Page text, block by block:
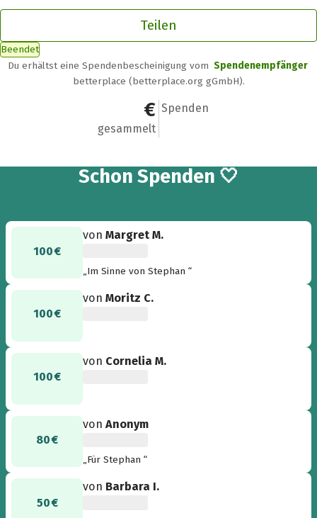
Teilen
Beendet
Du erhältst eine Spendenbescheinigung vom Spendenempfänger
betterplace (betterplace.org gGmbH).
1.180 €
gesammelt
10
Spenden
Schon 10
Spenden 🤍
100 €
vonMargret M.
„Im Sinne von Stephan “
100 €
vonMoritz C.
100 €
von Cornelia M.
80 €
vonAnonym
„Für Stephan “
50 €
von Barbara I.